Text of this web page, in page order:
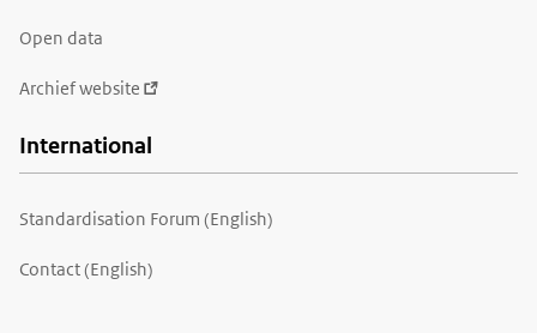
Open data
Archief website
International
Standardisation Forum (English)
Contact (English)